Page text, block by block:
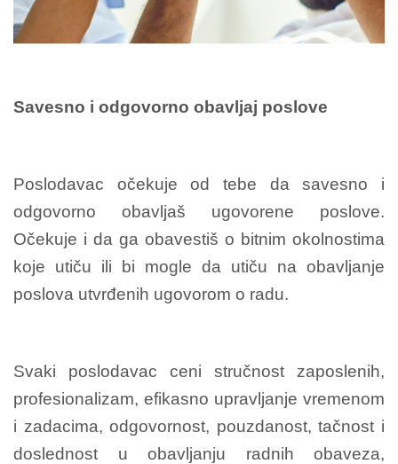
Savesno i odgovorno obavljaj poslove
Poslodavac očekuje od tebe da savesno i
odgovorno obavljaš ugovorene poslove.
Očekuje i da ga obavestiš o bitnim okolnostima
koje utiču ili bi mogle da utiču na obavljanje
poslova utvrđenih ugovorom o radu.
Svaki poslodavac ceni stručnost zaposlenih,
profesionalizam, efikasno upravljanje vremenom
i zadacima, odgovornost, pouzdanost, tačnost i
doslednost u obavljanju radnih obaveza,